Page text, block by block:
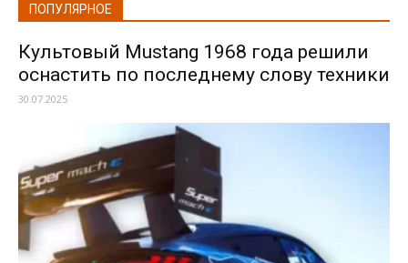
ПОПУЛЯРНОЕ
Культовый Mustang 1968 года решили
оснастить по последнему слову техники
30.07.2025